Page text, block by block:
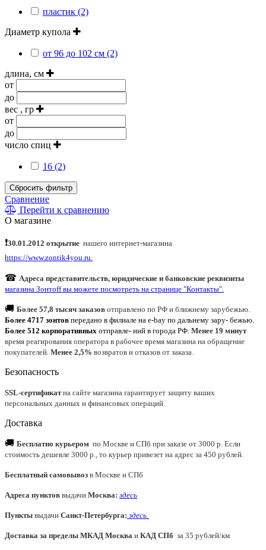
пластик (2)
Диаметр купола
от 96 до 102 см (2)
длина, см
от
до
вес , гр
от
до
число спиц
16 (2)
Сбросить фильтр
Сравнение
Перейти к сравнению
О магазине
❗30.01.2012 открытие нашего интернет-магазина
https://www.zontik4you.ru.
☎ Адреса представительств, юридические и банковские реквизиты
магазина Зонтoff вы можете посмотреть на странице "Контакты".
🚚 Более 57,8 тысяч заказов отправлено по РФ и ближнему зарубежью.
Более 4717 зонтов передано в филиале на e-bay по дальнему зару- бежью.
Более 512 корпоративных отправле- ний в города РФ. Менее 19 минут
время реагирования оператора в рабочее время магазина на обращение
покупателей. Менее 2,5% возвратов и отказов от заказа.
Безопасность
SSL-сертификатна сайте магазина гарантирует защиту ваших
персональных данных и финансовых операций.
Доставка
🚚 Бесплатно курьером по Москве и СПб при заказе от 3000 р. Если
стоимость дешевле 3000 р., то курьер привезет на адрес за 450 рублей.
Бесплатный самовывоз в Москве и СПб
Адреса пунктов выдачи Москва: здесь
Пункты выдачи Санкт-Петербурга: здесь
Доставка за пределы МКАД Москва и КАД СПб за 35 рублей/км